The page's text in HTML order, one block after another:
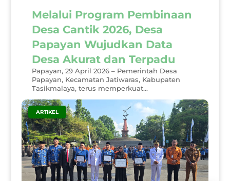
Melalui Program Pembinaan
Desa Cantik 2026, Desa
Papayan Wujudkan Data
Desa Akurat dan Terpadu
Papayan, 29 April 2026 – Pemerintah Desa
Papayan, Kecamatan Jatiwaras, Kabupaten
Tasikmalaya, terus memperkuat...
ARTIKEL